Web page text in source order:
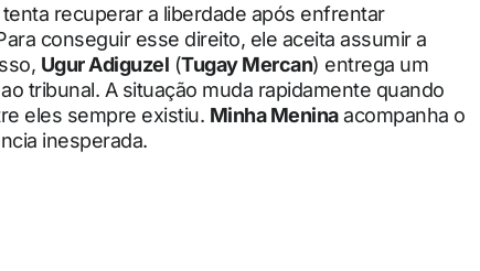
recuperar a liberdade após enfrentar
conseguir esse direito, ele aceita assumir a
Ugur Adiguzel (Tugay Mercan) entrega um
tribunal. A situação muda rapidamente quando
eles sempre existiu. Minha Meninaacompanha o
inesperada.